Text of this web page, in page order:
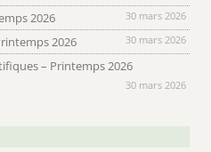
2026 30 mars 2026
2026 30 mars 2026
– Printemps 2026
30 mars 2026